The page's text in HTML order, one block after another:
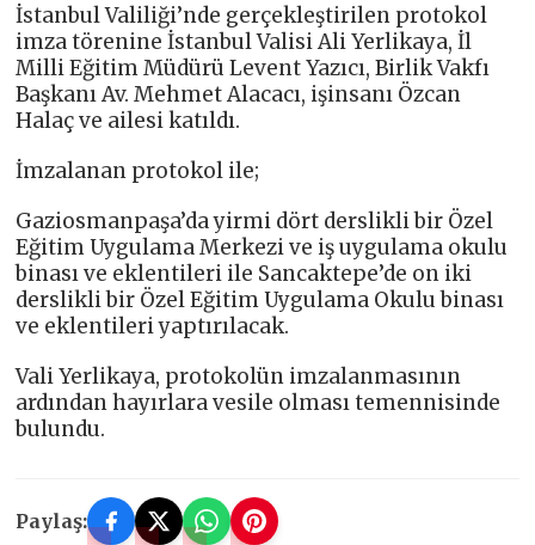
İstanbul Valiliği’nde gerçekleştirilen protokol
imza törenine İstanbul Valisi Ali Yerlikaya, İl
Milli Eğitim Müdürü Levent Yazıcı, Birlik Vakfı
Başkanı Av. Mehmet Alacacı, işinsanı Özcan
Halaç ve ailesi katıldı.
İmzalanan protokol ile;
Gaziosmanpaşa’da yirmi dört derslikli bir Özel
Eğitim Uygulama Merkezi ve iş uygulama okulu
binası ve eklentileri ile Sancaktepe’de on iki
derslikli bir Özel Eğitim Uygulama Okulu binası
ve eklentileri yaptırılacak.
Vali Yerlikaya, protokolün imzalanmasının
ardından hayırlara vesile olması temennisinde
bulundu.
Paylaş: